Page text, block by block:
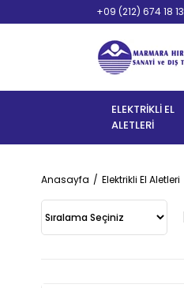
+09 (212) 674 18 13
ELEKTRİKLİ EL
ALETLERİ
Anasayfa Elektrikli El Aletleri